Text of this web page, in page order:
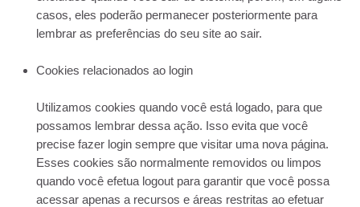
casos, eles poderão permanecer posteriormente para
lembrar as preferências do seu site ao sair.
Cookies relacionados ao login
Utilizamos cookies quando você está logado, para que
possamos lembrar dessa ação. Isso evita que você
precise fazer login sempre que visitar uma nova página.
Esses cookies são normalmente removidos ou limpos
quando você efetua logout para garantir que você possa
acessar apenas a recursos e áreas restritas ao efetuar